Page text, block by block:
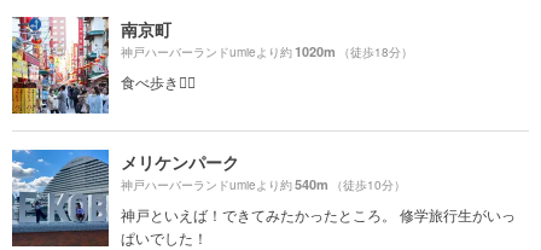
南京町
神戸ハーバーランドumieより約1020m （徒歩18分）
食べ歩き🚶‍♀️
メリケンパーク
神戸ハーバーランドumieより約540m （徒歩10分）
神戸といえば！できてみたかったところ。 修学旅行生がいっ
ぱいでした！